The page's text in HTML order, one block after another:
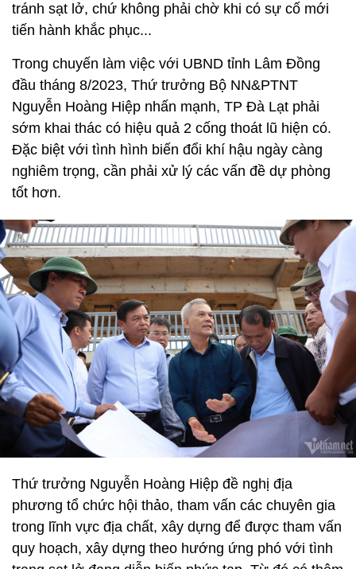
tránh sạt lở, chứ không phải chờ khi có sự cố mới
tiến hành khắc phục...
Trong chuyến làm việc với UBND tỉnh Lâm Đồng
đầu tháng 8/2023, Thứ trưởng Bộ NN&PTNT
Nguyễn Hoàng Hiệp nhấn mạnh, TP Đà Lạt phải
sớm khai thác có hiệu quả 2 cống thoát lũ hiện có.
Đặc biệt với tình hình biến đổi khí hậu ngày càng
nghiêm trọng, cần phải xử lý các vấn đề dự phòng
tốt hơn.
Thứ trưởng Nguyễn Hoàng Hiệp đề nghị địa
phương tổ chức hội thảo, tham vấn các chuyên gia
trong lĩnh vực địa chất, xây dựng để được tham vấn
quy hoạch, xây dựng theo hướng ứng phó với tình